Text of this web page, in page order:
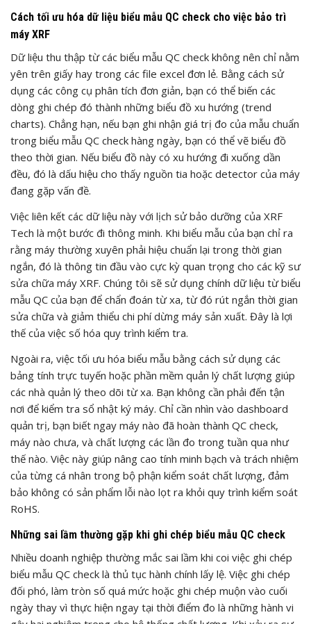
Cách tối ưu hóa dữ liệu biểu mẫu QC check cho việc bảo trì
máy XRF
Dữ liệu thu thập từ các biểu mẫu QC check không nên chỉ nằm
yên trên giấy hay trong các file excel đơn lẻ. Bằng cách sử
dụng các công cụ phân tích đơn giản, bạn có thể biến các
dòng ghi chép đó thành những biểu đồ xu hướng (trend
charts). Chẳng hạn, nếu bạn ghi nhận giá trị đo của mẫu chuẩn
trong biểu mẫu QC check hàng ngày, bạn có thể vẽ biểu đồ
theo thời gian. Nếu biểu đồ này có xu hướng đi xuống dần
đều, đó là dấu hiệu cho thấy nguồn tia hoặc detector của máy
đang gặp vấn đề.
Việc liên kết các dữ liệu này với lịch sử bảo dưỡng của XRF
Tech là một bước đi thông minh. Khi biểu mẫu của bạn chỉ ra
rằng máy thường xuyên phải hiệu chuẩn lại trong thời gian
ngắn, đó là thông tin đầu vào cực kỳ quan trọng cho các kỹ sư
sửa chữa máy XRF. Chúng tôi sẽ sử dụng chính dữ liệu từ biểu
mẫu QC của bạn để chẩn đoán từ xa, từ đó rút ngắn thời gian
sửa chữa và giảm thiểu chi phí dừng máy sản xuất. Đây là lợi
thế của việc số hóa quy trình kiểm tra.
Ngoài ra, việc tối ưu hóa biểu mẫu bằng cách sử dụng các
bảng tính trực tuyến hoặc phần mềm quản lý chất lượng giúp
các nhà quản lý theo dõi từ xa. Bạn không cần phải đến tận
nơi để kiểm tra sổ nhật ký máy. Chỉ cần nhìn vào dashboard
quản trị, bạn biết ngay máy nào đã hoàn thành QC check,
máy nào chưa, và chất lượng các lần đo trong tuần qua như
thế nào. Việc này giúp nâng cao tính minh bạch và trách nhiệm
của từng cá nhân trong bộ phận kiểm soát chất lượng, đảm
bảo không có sản phẩm lỗi nào lọt ra khỏi quy trình kiểm soát
RoHS.
Những sai lầm thường gặp khi ghi chép biểu mẫu QC check
Nhiều doanh nghiệp thường mắc sai lầm khi coi việc ghi chép
biểu mẫu QC check là thủ tục hành chính lấy lệ. Việc ghi chép
đối phó, làm tròn số quá mức hoặc ghi chép muộn vào cuối
ngày thay vì thực hiện ngay tại thời điểm đo là những hành vi